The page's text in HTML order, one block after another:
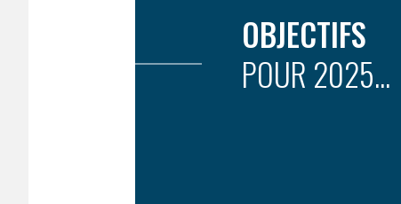
OBJECTIFS
POUR 2025...